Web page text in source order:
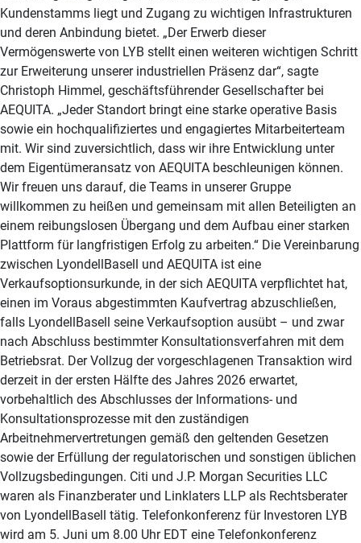
Kundenstamms liegt und Zugang zu wichtigen Infrastrukturen
und deren Anbindung bietet. „Der Erwerb dieser
Vermögenswerte von LYB stellt einen weiteren wichtigen Schritt
zur Erweiterung unserer industriellen Präsenz dar“, sagte
Christoph Himmel, geschäftsführender Gesellschafter bei
AEQUITA. „Jeder Standort bringt eine starke operative Basis
sowie ein hochqualifiziertes und engagiertes Mitarbeiterteam
mit. Wir sind zuversichtlich, dass wir ihre Entwicklung unter
dem Eigentümeransatz von AEQUITA beschleunigen können.
Wir freuen uns darauf, die Teams in unserer Gruppe
willkommen zu heißen und gemeinsam mit allen Beteiligten an
einem reibungslosen Übergang und dem Aufbau einer starken
Plattform für langfristigen Erfolg zu arbeiten.“ Die Vereinbarung
zwischen LyondellBasell und AEQUITA ist eine
Verkaufsoptionsurkunde, in der sich AEQUITA verpflichtet hat,
einen im Voraus abgestimmten Kaufvertrag abzuschließen,
falls LyondellBasell seine Verkaufsoption ausübt – und zwar
nach Abschluss bestimmter Konsultationsverfahren mit dem
Betriebsrat. Der Vollzug der vorgeschlagenen Transaktion wird
derzeit in der ersten Hälfte des Jahres 2026 erwartet,
vorbehaltlich des Abschlusses der Informations- und
Konsultationsprozesse mit den zuständigen
Arbeitnehmervertretungen gemäß den geltenden Gesetzen
sowie der Erfüllung der regulatorischen und sonstigen üblichen
Vollzugsbedingungen. Citi und J.P. Morgan Securities LLC
waren als Finanzberater und Linklaters LLP als Rechtsberater
von LyondellBasell tätig. Telefonkonferenz für Investoren LYB
wird am 5. Juni um 8.00 Uhr EDT eine Telefonkonferenz